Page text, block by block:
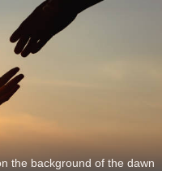
the background of the dawn